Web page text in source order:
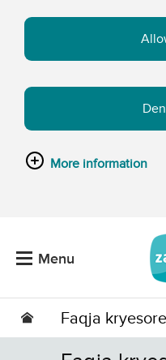
More information
Menu
Faqja kryesore